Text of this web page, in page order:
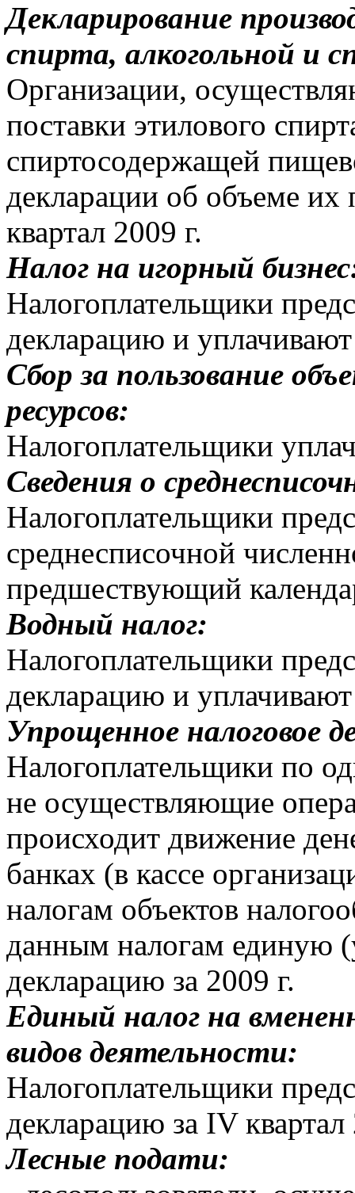
Декларирование
спирта, алкогольной и
Организации,
поставки этилового
спиртосодержащей
декларации об объеме их
квартал 2009 г.
Налог на игорный
Налогоплательщики
декларацию и
Сбор за пользование
ресурсов:
Налогоплательщики
Сведения о
Налогоплательщики
среднесписочной
предшествующий
Водный налог:
Налогоплательщики
декларацию и
Упрощенное налоговое
Налогоплательщики по
не осуществляющие
происходит движение
банках (в кассе
налогам объектов
данным налогам единую
декларацию за 2009 г.
Единый налог на
видов деятельности:
Налогоплательщики
декларацию за IV квартал
Лесные подати: